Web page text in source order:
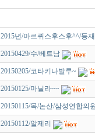
2015년/마르퀴스후스후^^/등
20150429/수/베트남
20150205/코타키나발루~
20150125/마닐라~~
20150115/목/논산/삼성연합의
20150112/알제리